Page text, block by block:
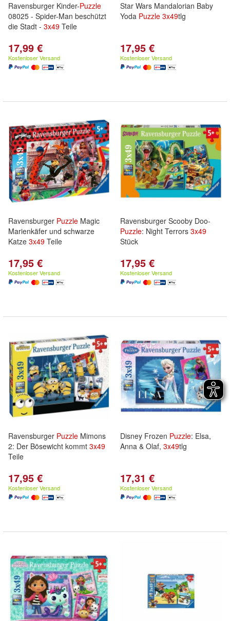
Ravensburger Kinder-Puzzle
08025 - Spider-Man beschützt
die Stadt - 3x49 Teile
17,99 €
Kostenloser Versand
Star Wars Mandalorian Baby
Yoda Puzzle 3x49tlg
17,95 €
Kostenloser Versand
Ravensburger Puzzle Magic
Marienkäfer und schwarze
Katze 3x49 Teile
17,95 €
Kostenloser Versand
Ravensburger Scooby Doo-
Puzzle: Night Terrors 3x49
Stück
17,95 €
Kostenloser Versand
Ravensburger Puzzle Mimons
2: Der Bösewicht kommt 3x49
Teile
17,95 €
Kostenloser Versand
Disney Frozen Puzzle: Elsa,
Anna & Olaf, 3x49tlg
17,31 €
Kostenloser Versand